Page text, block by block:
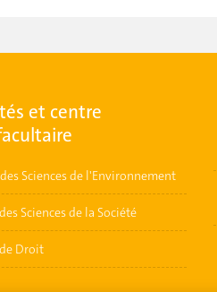
et centre
Sciences de l'Environnement
Sciences de la Société
Droit